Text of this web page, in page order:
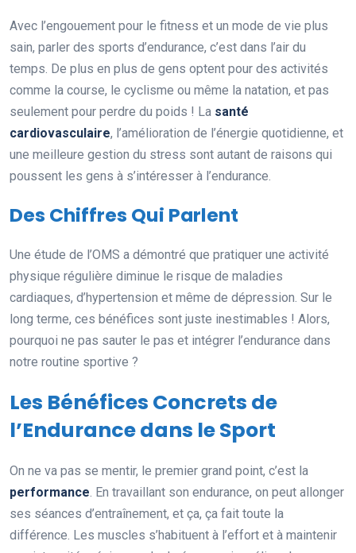
Avec l’engouement pour le fitness et un mode de vie plus
sain, parler des sports d’endurance, c’est dans l’air du
temps. De plus en plus de gens optent pour des activités
comme la course, le cyclisme ou même la natation, et pas
seulement pour perdre du poids ! La santé
cardiovasculaire, l’amélioration de l’énergie quotidienne, et
une meilleure gestion du stress sont autant de raisons qui
poussent les gens à s’intéresser à l’endurance.
Des Chiffres Qui Parlent
Une étude de l’OMS a démontré que pratiquer une activité
physique régulière diminue le risque de maladies
cardiaques, d’hypertension et même de dépression. Sur le
long terme, ces bénéfices sont juste inestimables ! Alors,
pourquoi ne pas sauter le pas et intégrer l’endurance dans
notre routine sportive ?
Les Bénéfices Concrets de
l’Endurance dans le Sport
On ne va pas se mentir, le premier grand point, c’est la
performance . En travaillant son endurance, on peut allonger
ses séances d’entraînement, et ça, ça fait toute la
différence. Les muscles s’habituent à l’effort et à maintenir